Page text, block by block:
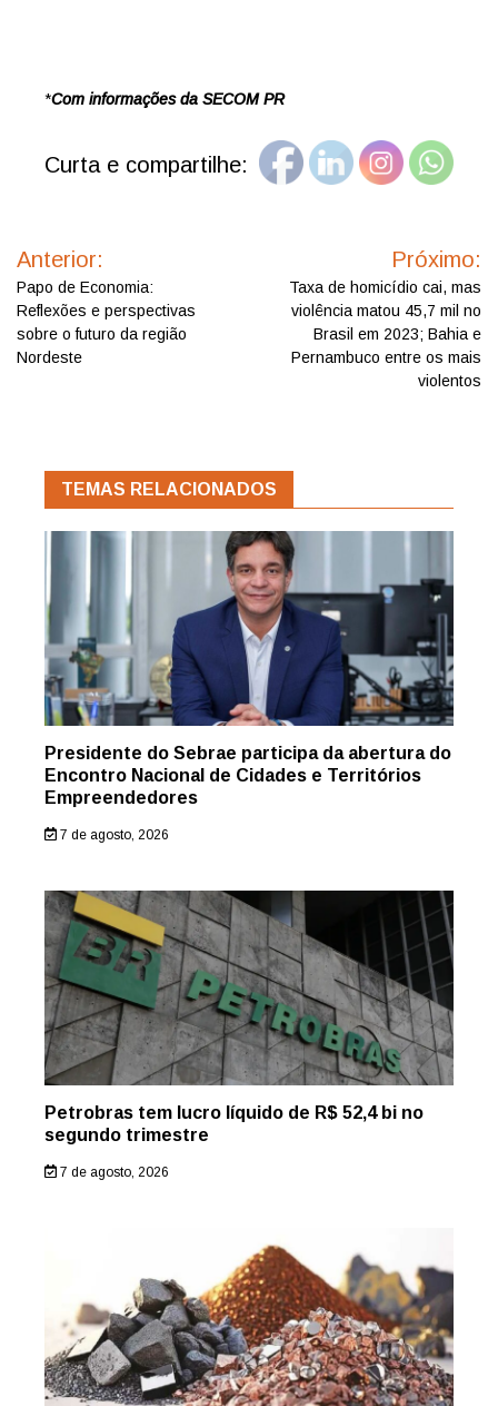
*Com informações da SECOM PR
Curta e compartilhe:
de
Anterior:
Papo de Economia:
Reflexões e perspectivas
sobre o futuro da região
Nordeste
Próximo:
Taxa de homicídio cai, mas
violência matou 45,7 mil no
Brasil em 2023; Bahia e
Pernambuco entre os mais
violentos
TEMAS RELACIONADOS
Presidente do Sebrae participa da abertura do
Encontro Nacional de Cidades e Territórios
Empreendedores
7 de agosto, 2026
Petrobras tem lucro líquido de R$ 52,4 bi no
segundo trimestre
7 de agosto, 2026